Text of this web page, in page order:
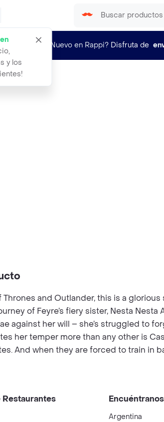
y los
¿Nuevo en Rappi? Disfruta de
and Outlander, this is a
of Feyre’s fiery sister, Nesta
against her will – she’s struggled to
her temper more than any other is
And when they are forced to train in
Restaurantes
Argentina